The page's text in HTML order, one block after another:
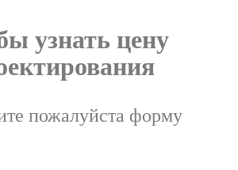
узнать цену
пожалуйста форму